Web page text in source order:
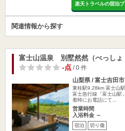
楽天トラベルの宿泊
関連情報から探す
富士山温泉 別墅然然（べっしょ
-点/ 0 件
山梨県 / 富士吉田
東桂駅9.28km 富士山
富士急行線「富士山駅
着時にお電話にて…
営業時間
入浴料金 ～
宿泊 切り傷